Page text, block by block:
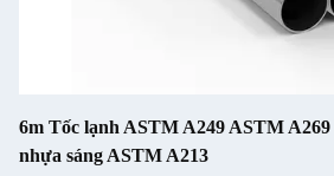
6m Tốc lạnh ASTM A249 ASTM
nhựa sáng ASTM A213